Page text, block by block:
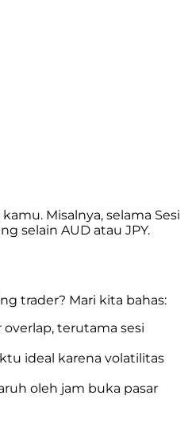
Misalnya, selama Sesi
selain AUD atau JPY.
trader? Mari kita bahas:
terutama sesi
ideal karena volatilitas
oleh jam buka pasar